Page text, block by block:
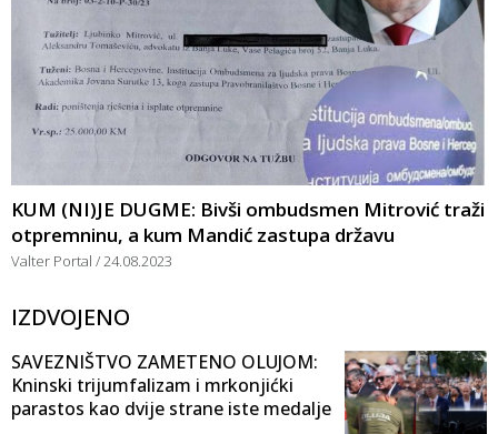
KUM (NI)JE DUGME: Bivši ombudsmen Mitrović traži
otpremninu, a kum Mandić zastupa državu
Valter Portal 24.08.2023
IZDVOJENO
SAVEZNIŠTVO ZAMETENO OLUJOM:
Kninski trijumfalizam i mrkonjićki
parastos kao dvije strane iste medalje